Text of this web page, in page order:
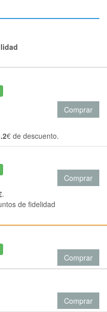
Comprar
€ de descuento.
Comprar
.
de fidelidad
Comprar
Comprar